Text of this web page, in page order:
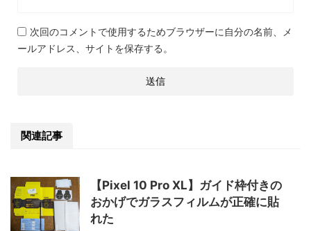
次回のコメントで使用するためブラウザーに自分の名前、メ
ールアドレス、サイトを保存する。
関連記事
【Pixel 10 Pro XL】ガイド枠付きの
おかげでガラスフィルムが正確に貼
れた